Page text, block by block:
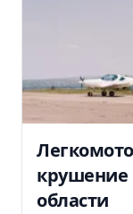
крушение
области